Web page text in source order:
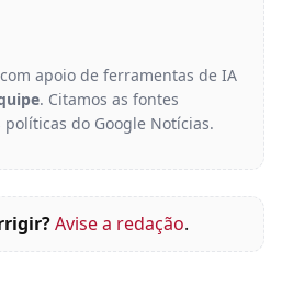
apoio de ferramentas de IA
. Citamos as fontes
do Google Notícias.
Avise a redação.